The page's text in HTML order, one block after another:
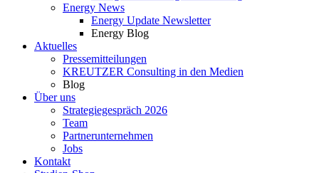
Energy News
Energy Update Newsletter
Energy Blog
Aktuelles
Pressemitteilungen
KREUTZER Consulting in den Medien
Blog
Über uns
Strategiegespräch 2026
Team
Partnerunternehmen
Jobs
Kontakt